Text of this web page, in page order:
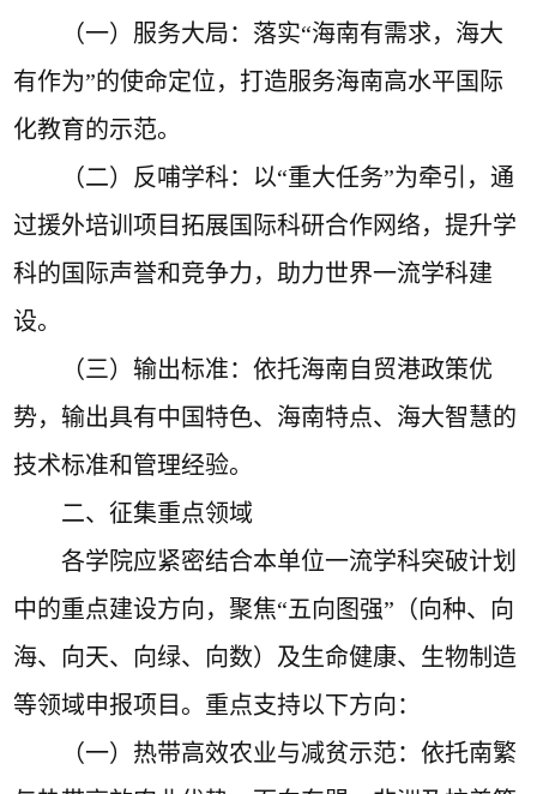
（一） 服务大局：落实“海南有需求，海大
有作为”的使命定位，打造服务海南高水平国际
化教育的示范。
（二） 反哺学科：以“重大任务”为牵引，通
过援外培训项目拓展国际科研合作网络，提升学
科的国际声誉和竞争力，助力世界一流学科建
设。
（三） 输出标准：依托海南自贸港政策优
势，输出具有中国特色、海南特点、海大智慧的
技术标准和管理经验。
二、征集重点领域
各学院应紧密结合本单位一流学科突破计划
中的重点建设方向，聚焦“五向图强” （向种、向
海、向天、向绿、向数）及生命健康、生物制造
等领域申报项目。重点支持以下方向：
（一） 热带高效农业与减贫示范：依托南繁